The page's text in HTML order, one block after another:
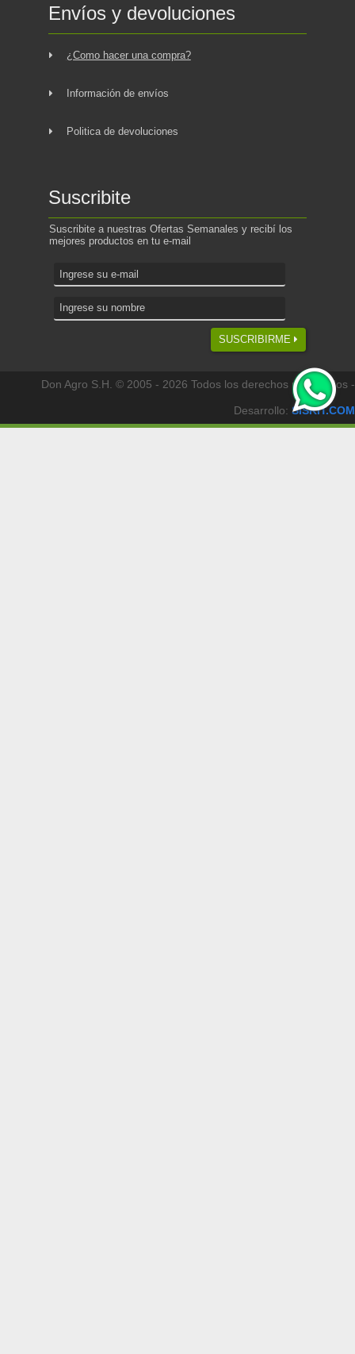
Envíos y devoluciones
¿Como hacer una compra?
Información de envíos
Politica de devoluciones
Suscribite
Suscribite a nuestras Ofertas Semanales y recibí los
mejores productos en tu e-mail
SUSCRIBIRME
Don Agro S.H. © 2005 - 2026 Todos los derechos reservados -
Desarrollo: SISKIT.COM